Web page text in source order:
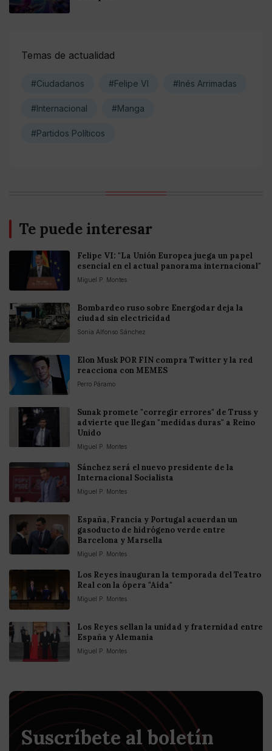
Temas de actualidad
#Ciudadanos #Felipe VI #Inés Arrimadas
#Internacional #Manga
#Partidos Políticos
Te puede interesar
Felipe VI: "La Unión Europea juega un papel
esencial en el actual panorama internacional"
Miguel P. Montes
Bombardeo ruso sobre Energodar deja la
ciudad sin electricidad
Sonia Alfonso Sánchez
Elon Musk POR FIN compra Twitter y la red
reacciona con MEMES
Perro Páramo
Sunak promete "corregir errores" de Truss y
advierte que llegan "medidas duras" a Reino
Unido
Miguel P. Montes
Sánchez será el nuevo presidente de la
Internacional Socialista
Miguel P. Montes
España, Francia y Portugal acuerdan un
gasoducto de hidrógeno verde entre
Barcelona y Marsella
Miguel P. Montes
Los Reyes inauguran la temporada del Teatro
Real con la ópera "Aída"
Miguel P. Montes
Los Reyes sellan la unidad y fraternidad entre
España y Alemania
Miguel P. Montes
Suscríbete al boletín